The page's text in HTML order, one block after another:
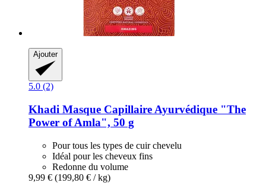
Ajouter
5.0 (2)
Khadi Masque Capillaire Ayurvédique "The
Power of Amla", 50 g
Pour tous les types de cuir chevelu
Idéal pour les cheveux fins
Redonne du volume
9,99 € (199,80 € / kg)